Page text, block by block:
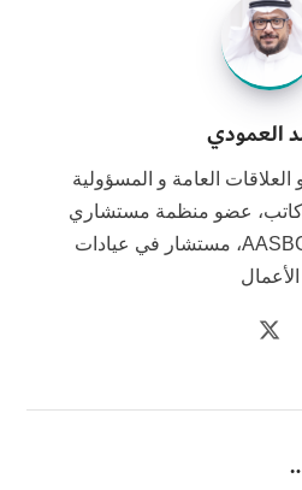
العمودي
العامة و المسؤولية
كاتب، عضو منظمة مستشاري
المشاريع المعتمدين AASBC، مستشار في عيادات
الأعمال